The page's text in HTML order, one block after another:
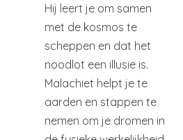
Hij leert je om samen
met de kosmos te
scheppen en dat het
noodlot een illusie is.
Malachiet helpt je te
aarden en stappen te
nemen om je dromen in